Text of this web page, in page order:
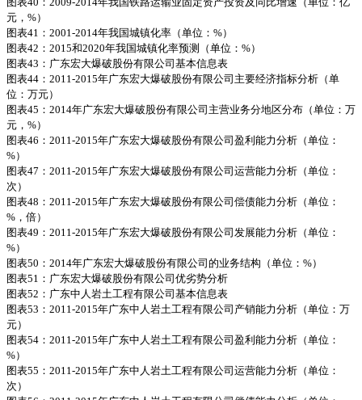
元，%）
图表41：2001-2014年我国城镇化率（单位：%）
图表42：2015和2020年我国城镇化率预测（单位：%）
图表43：广东宏大爆破股份有限公司基本信息表
图表44：2011-2015年广东宏大爆破股份有限公司主要经济指标分析（单
位：万元）
图表45：2014年广东宏大爆破股份有限公司主营业务分地区分布（单位：万
元，%）
图表46：2011-2015年广东宏大爆破股份有限公司盈利能力分析（单位：
%）
图表47：2011-2015年广东宏大爆破股份有限公司运营能力分析（单位：
次）
图表48：2011-2015年广东宏大爆破股份有限公司偿债能力分析（单位：
%，倍）
图表49：2011-2015年广东宏大爆破股份有限公司发展能力分析（单位：
%）
图表50：2014年广东宏大爆破股份有限公司的业务结构（单位：%）
图表51：广东宏大爆破股份有限公司优劣势分析
图表52：广东中人岩土工程有限公司基本信息表
图表53：2011-2015年广东中人岩土工程有限公司产销能力分析（单位：万
元）
图表54：2011-2015年广东中人岩土工程有限公司盈利能力分析（单位：
%）
图表55：2011-2015年广东中人岩土工程有限公司运营能力分析（单位：
次）